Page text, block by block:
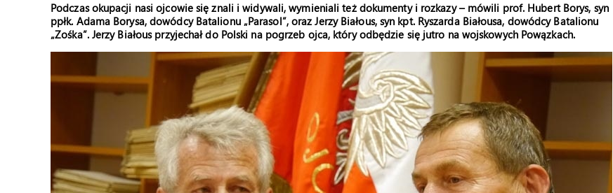
Podczas okupacji nasi ojcowie się znali i widywali, wymieniali też dokumenty i rozkazy – mówili prof. Hubert Borys, syn
ppłk. Adama Borysa, dowódcy Batalionu „Parasol”, oraz Jerzy Białous, syn kpt. Ryszarda Białousa, dowódcy Batalionu
„Zośka”. Jerzy Białous przyjechał do Polski na pogrzeb ojca, który odbędzie się jutro na wojskowych Powązkach.